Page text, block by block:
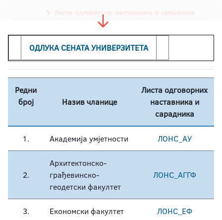
Листа одговорних наставника и сарадника
ОДЛУКА СЕНАТА УНИВЕРЗИТЕТА
Редни
број
Назив чланице
Листа одговорних
наставника и
сарадника
1. Академија умјетности ЛОНС_АУ
2.
Архитектонско-
грађевинско-
геодетски факултет
ЛОНС_АГГФ
3. Економски факултет ЛОНС_ЕФ